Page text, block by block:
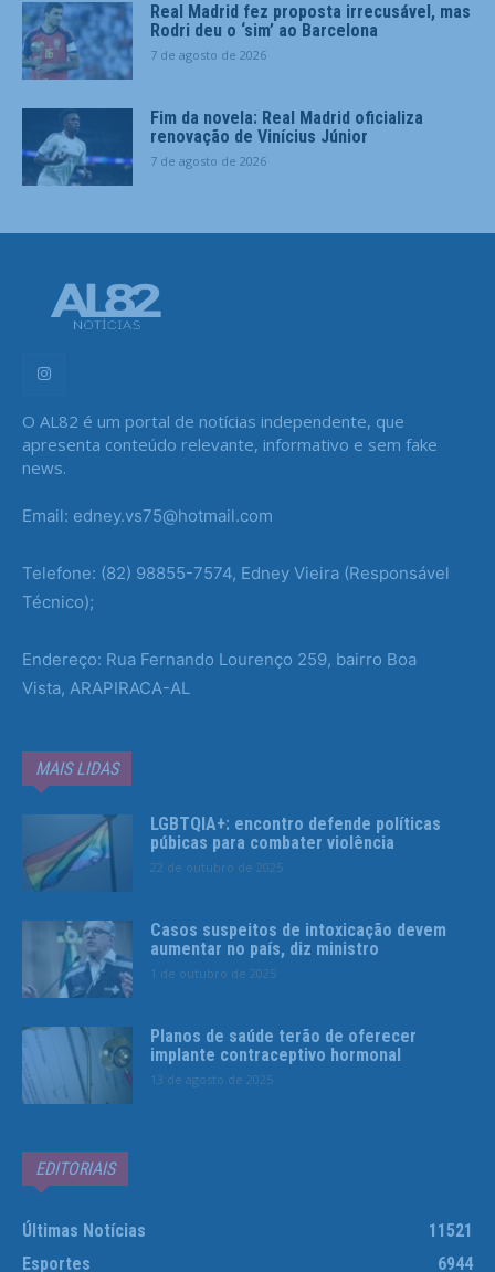
Real Madrid fez proposta irrecusável, mas
Rodri deu o ‘sim’ ao Barcelona
7 de agosto de 2026
Fim da novela: Real Madrid oficializa
renovação de Vinícius Júnior
7 de agosto de 2026
O AL82 é um portal de notícias independente, que
apresenta conteúdo relevante, informativo e sem fake
news.
Email: edney.vs75@hotmail.com
Telefone: (82) 98855-7574, Edney Vieira (Responsável
Técnico);
Endereço: Rua Fernando Lourenço 259, bairro Boa
Vista, ARAPIRACA-AL
MAIS LIDAS
LGBTQIA+: encontro defende políticas
púbicas para combater violência
22 de outubro de 2025
Casos suspeitos de intoxicação devem
aumentar no país, diz ministro
1 de outubro de 2025
Planos de saúde terão de oferecer
implante contraceptivo hormonal
13 de agosto de 2025
EDITORIAIS
Últimas Notícias
11521
Esportes
6944